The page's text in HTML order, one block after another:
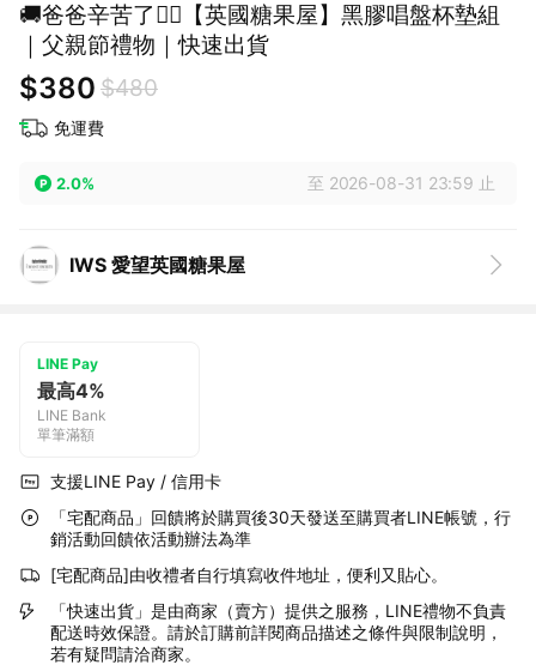
🚚爸爸辛苦了🧔‍♂️【英國糖果屋】黑膠唱盤杯墊組
｜父親節禮物｜快速出貨
$380 $480
免運費
2.0% 至 2026-08-31 23:59 止
IWS 愛望英國糖果屋
LINE Pay
最高4%
LINE Bank
單筆滿額
支援LINE Pay / 信用卡
「宅配商品」回饋將於購買後30天發送至購買者LINE帳號，行
銷活動回饋依活動辦法為準
[宅配商品]由收禮者自行填寫收件地址，便利又貼心。
「快速出貨」是由商家（賣方）提供之服務，LINE禮物不負責
配送時效保證。請於訂購前詳閱商品描述之條件與限制說明，
若有疑問請洽商家。